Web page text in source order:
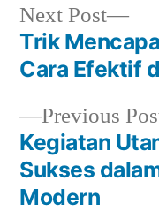
Post
Previous
Kegiatan
Sukses
Modern
Next Post
Next
Trik
Cara Efektif